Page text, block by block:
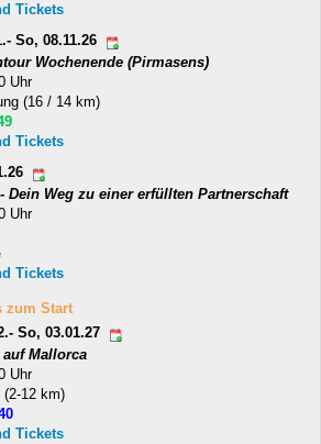
Tickets
So, 08.11.26
Wochenende (Pirmasens)
Uhr
(16 / 14 km)
Tickets
Dein Weg zu einer erfüllten Partnerschaft
Uhr
Tickets
zum Start
So, 03.01.27
Mallorca
Uhr
(2-12 km)
Tickets